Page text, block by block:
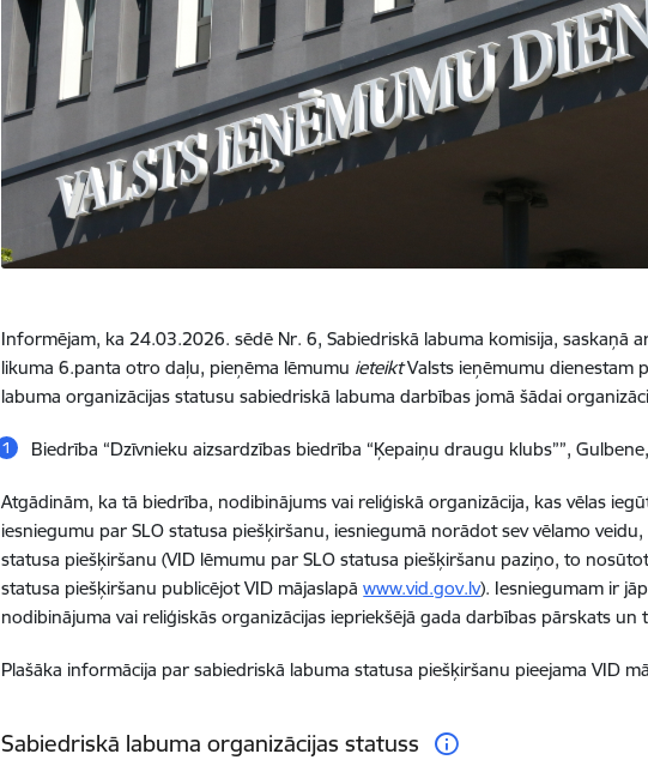
Informējam, ka 24.03.2026. sēdē Nr. 6, Sabiedriskā labuma komisija, saskaņā
likuma 6.panta otro daļu, pieņēma lēmumu ieteiktValsts ieņēmumu dienestam
labuma organizācijas statusu sabiedriskā labuma darbības jomā šādai
Biedrība “Dzīvnieku aizsardzības biedrība “Ķepaiņu draugu klubs””,
Atgādinām, ka tā biedrība, nodibinājums vai reliģiskā organizācija, kas vēlas
iesniegumu par SLO statusa piešķiršanu, iesniegumā norādot sev vēlamo
statusa piešķiršanu (VID lēmumu par SLO statusa piešķiršanu paziņo, to
statusa piešķiršanu publicējot VID mājaslapāwww.vid.gov.lv). Iesniegumam ir
nodibinājuma vai reliģiskās organizācijas iepriekšējā gada darbības pārskats un
Plašāka informācija par sabiedriskā labuma statusa piešķiršanu pieejama VID
Sabiedriskā labuma organizācijas statuss